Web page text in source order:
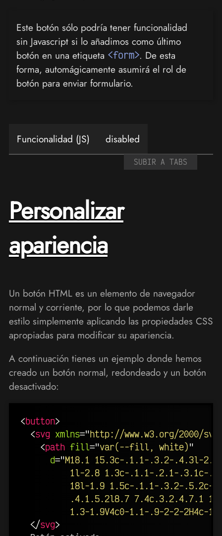
Este botón sólo podría tener funcionalidad
sin Javascript si lo añadimos como último
botón en una etiqueta <form>. De esta
forma, automágicamente asumirá el rol de
botón para enviar formulario.
Funcionalidad (JS) disabled
SUBIR A TABS
Personalizar
apariencia
Un botón HTML es un elemento de navegador
normal y corriente, por lo que podemos darle
estilo simplemente aplicando las propiedades CSS
apropiadas para modificar su apariencia.
A continuación tienes un ejemplo donde hemos
creado un botón normal, redondeado y un botón
desactivado:
<button>
<svg xmlns="http://www.w3.org/2000/svg
<path fill="var(--fill, white)"
d="M18.1 15.3c-.1.1-.3.2-.4.3l-
1l-2.8 1.3c-.1.1-.2.1-.3.1c-
18l-1.9 1.5c-.1.1-.3.2-.5.2c-
.4.1.5.2l8.7 7.4c.3.2.4.7.1
1.3-1.9V4c0-1.1-.9-2-2-2H4c-
</svg>